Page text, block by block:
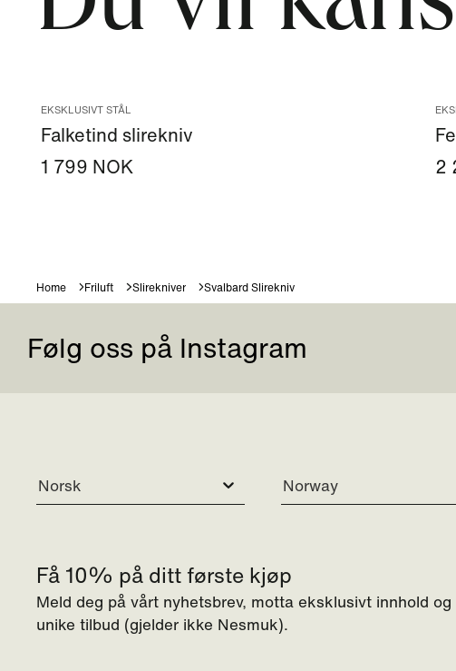
EKSKLUSIVT STÅL
Falketind slirekniv
1 799 NOK
2
Home Friluft Slirekniver Svalbard Slirekniv
Følg oss på Instagram
Norsk Norway
Få 10% på ditt første kjøp
Meld deg på vårt nyhetsbrev, motta eksklusivt innhold og
unike tilbud (gjelder ikke Nesmuk).